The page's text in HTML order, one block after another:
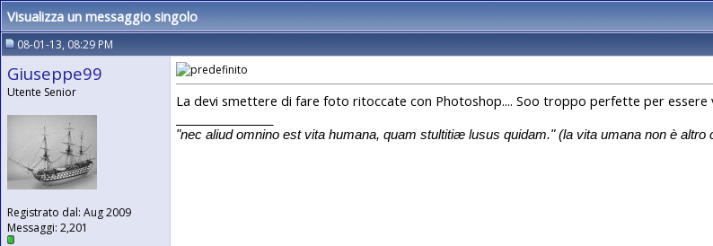
Visualizza un messaggio singolo
08-01-13, 08:29 PM
Giuseppe99
Utente Senior
Registrato dal: Aug 2009
Messaggi: 2,201
La devi smettere di fare foto ritoccate con Photoshop.... Soo troppo perfette per essere
"nec aliud omnino est vita humana, quam stultitiæ lusus quidam." (la vita umana non è altro